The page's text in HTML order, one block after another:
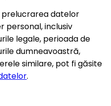
prelucrarea datelor
personal, inclusiv
legale, perioada de
dumneavoastră,
similare, pot fi găsite
.